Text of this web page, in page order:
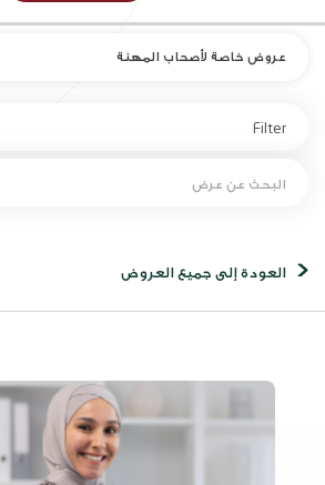
عروض خاصة لأصحاب المهنة
العودة إلى جميع العروض